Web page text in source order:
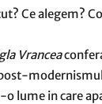
Ce alegem?
Vrancea
lume in care